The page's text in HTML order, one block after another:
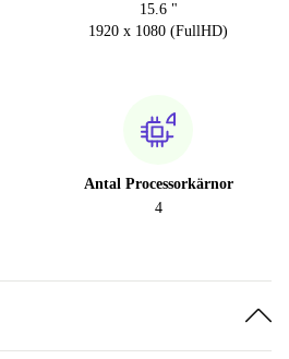
15.6 "
1920 x 1080 (FullHD)
Antal Processorkärnor
4